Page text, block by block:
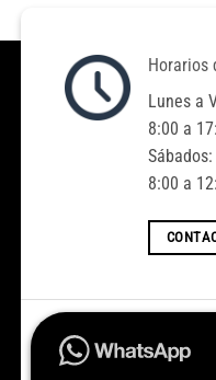
Horarios
Lunes a
8:00 a
Sábados:
8:00 a
Accedé a